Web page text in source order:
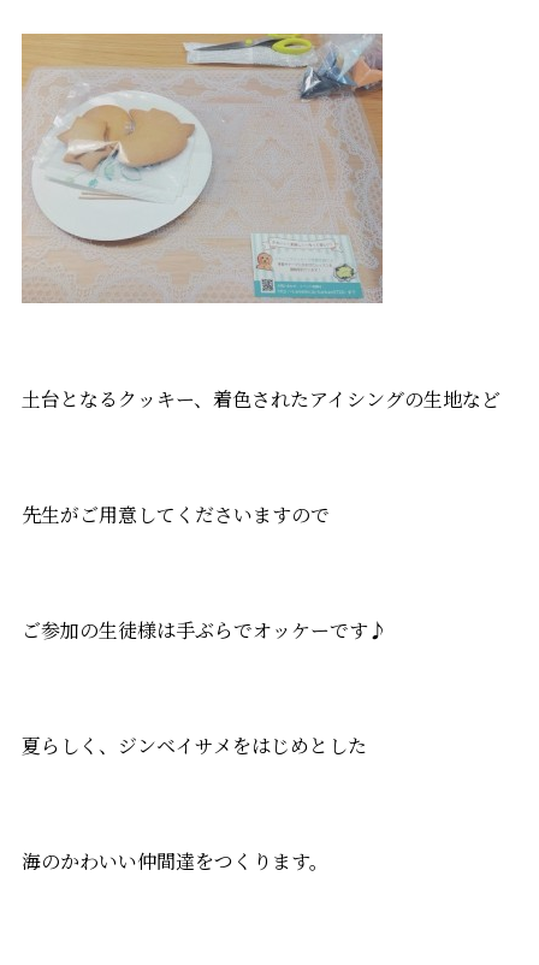
土台となるクッキー、着色されたアイシングの生地など
先生がご用意してくださいますので
ご参加の生徒様は手ぶらでオッケーです♪
夏らしく、ジンベイサメをはじめとした
海のかわいい仲間達をつくります。